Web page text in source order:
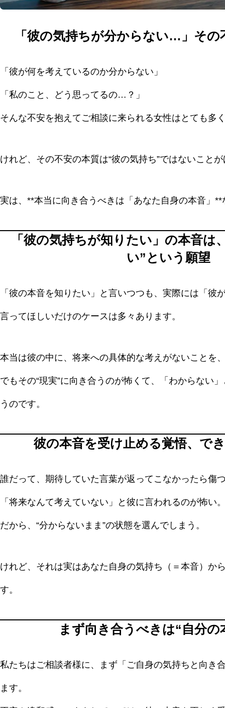
「彼の気持ちが分からない…」その
「彼が何を考えているのか分からない」
「私のこと、どう思ってるの…？」
そんな不安を抱えてご相談に来られる女性はとても多
けれど、その不安の本質は“彼の気持ち”ではないこと
実は、**本当に向き合うべきは「あなた自身の本音」**
「彼の気持ちが知りたい」の本音は
い”という願望
「彼の本音を知りたい」と言いつつも、実際には「彼
言ってほしいだけのケースは多々あります。
本当は彼の中に、将来への具体的な考えがないことを
でもその“現実”に向き合うのが怖くて、「わからない
うのです。
彼の本音を受け止める覚悟、で
誰だって、期待していた言葉が返ってこなかったら傷
「将来なんて考えていない」と彼に言われるのが怖い
だから、“分からないまま”の状態を選んでしまう。
けれど、それは実はあなた自身の気持ち（＝本音）か
す。
まず向き合うべきは“自分の
私たちはご相談者様に、まず「ご自身の気持ちと向き
ます。